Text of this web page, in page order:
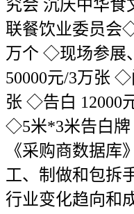
究会 沉庆中华食
联餐饮业委员会
万个 ◇现场参展
50000元/3万张 ◇
张 ◇告白 12000
◇5米*3米告白牌
《采购商数据库
工、制做和包拆
行业变化趋向和